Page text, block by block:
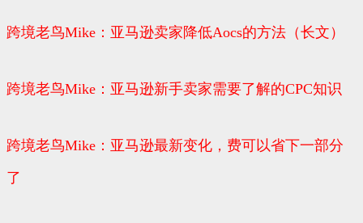
跨境老鸟Mike：亚马逊卖家降低Aocs的方法（长文）
跨境老鸟Mike：亚马逊新手卖家需要了解的CPC知识
跨境老鸟Mike：亚马逊最新变化，费可以省下一部分
了